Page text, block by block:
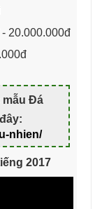
20.000.000đ
mẫu Đá
nhien/
2017